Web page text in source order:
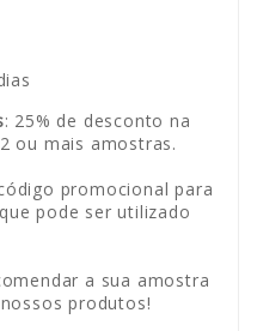
: 25% de desconto na
ou mais amostras.
promocional para
pode ser utilizado
a sua amostra
produtos!